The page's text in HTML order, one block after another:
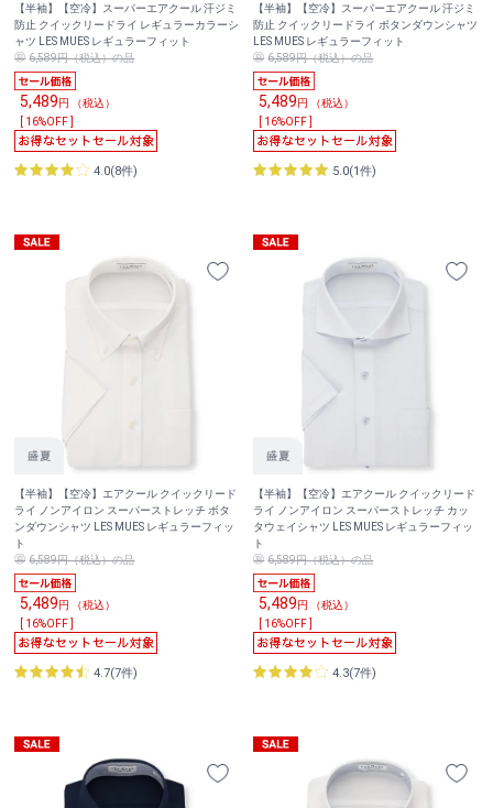
【半袖】【空冷】スーパーエアクール 汗ジミ
防止 クイックリードライ レギュラーカラーシ
ャツ LES MUES レギュラーフィット
6,589円（税込）の品
5,489円 （税込）
[ 16%OFF ]
4.0(8件)
【半袖】【空冷】スーパーエアクール 汗ジミ
防止 クイックリードライ ボタンダウンシャツ
LES MUES レギュラーフィット
6,589円（税込）の品
5,489円 （税込）
[ 16%OFF ]
5.0(1件)
【半袖】【空冷】エアクール クイックリード
ライ ノンアイロン スーパーストレッチ ボタ
ンダウンシャツ LES MUES レギュラーフィッ
ト
6,589円（税込）の品
5,489円 （税込）
[ 16%OFF ]
4.7(7件)
【半袖】【空冷】エアクール クイックリード
ライ ノンアイロン スーパーストレッチ カッ
タウェイシャツ LES MUES レギュラーフィッ
ト
6,589円（税込）の品
5,489円 （税込）
[ 16%OFF ]
4.3(7件)